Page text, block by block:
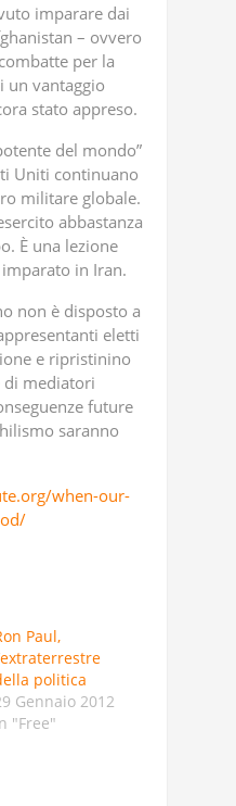
imparare dai
– ovvero
per la
un vantaggio
stato appreso.
del mondo”
Uniti continuano
militare globale.
abbastanza
È una lezione
in Iran.
non è disposto a
eletti
e ripristinino
di mediatori
future
saranno
when-our-
Paul,
politica
Gennaio 2012
"Free"